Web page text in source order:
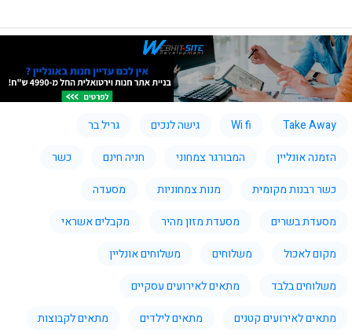
Take Away
Wi fi גישה לנכים
גריל בר
הזמנה אונליין
המבורגר צמחוני חניה חינם
כשר
כשר רבנות מקומית
מנות צמחוניות
מסעדה
מסעדת בשרים
מסעדת מזון מהיר
מקבלים אשראי
מקום לאכול
משלוחים
משלוחים אונליין
משלוחים בלבד
מתאים לאירועים עסקיים
מתאים לאירועים קטנים
מתאים לילדים
מתאים לקבוצות